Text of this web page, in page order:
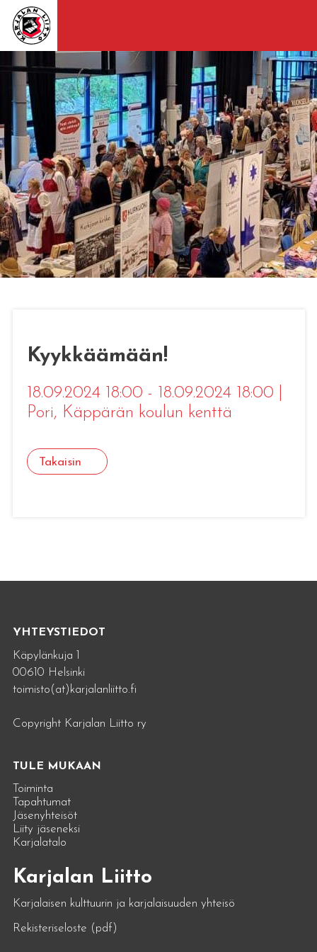
Kyykkäämään!
18.09.2024 18:00 - 18.09.2024 18:00
Pori, Käppärän koulun kenttä
Takaisin
YHTEYSTIEDOT
Käpylänkuja 1
00610 Helsinki
toimisto(at)karjalanliitto.fi
Copyright Karjalan Liitto ry
TULE MUKAAN
Toiminta
Tapahtumat
Jäsenyhteisöt
Liity jäseneksi
Karjalatalo
Karjalan Liitto
Karjalaisen kulttuurin ja karjalaisuuden yhteisö
Rekisteriseloste (pdf)